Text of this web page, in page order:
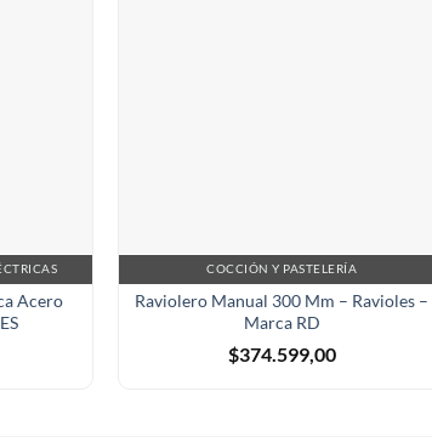
Acero
COCCIÓN Y PASTELERÍA
Raviolero Manual 300 Mm – Ravioles –
Marca RD
$374.599,00